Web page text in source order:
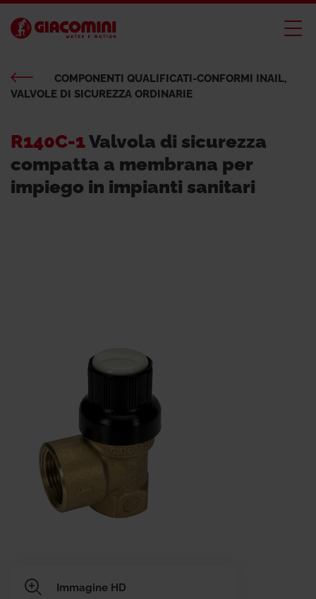
COMPONENTI QUALIFICATI-CONFORMI INAIL,
VALVOLE DI SICUREZZA ORDINARIE
R140C-1Valvola di sicurezza
compatta a membrana per
impiego in impianti sanitari
Immagine HD